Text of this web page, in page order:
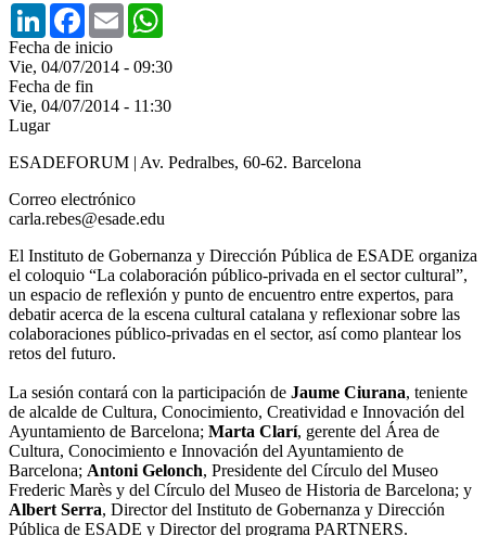
LinkedInFacebook
Email
Fecha de inicio
Vie, 04/07/2014 - 09:30
Fecha de fin
Vie, 04/07/2014 - 11:30
Lugar
ESADEFORUM | Av. Pedralbes, 60-62. Barcelona
Correo electrónico
carla.rebes@esade.edu
El Instituto de Gobernanza y Dirección Pública de ESADE organiza
el coloquio “La colaboración público-privada en el sector cultural”,
un espacio de reflexión y punto de encuentro entre expertos, para
debatir acerca de la escena cultural catalana y reflexionar sobre las
colaboraciones público-privadas en el sector, así como plantear los
retos del futuro.
La sesión contará con la participación de Jaume Ciurana, teniente
de alcalde de Cultura, Conocimiento, Creatividad e Innovación del
Ayuntamiento de Barcelona; Marta Clarí, gerente del Área de
Cultura, Conocimiento e Innovación del Ayuntamiento de
Barcelona; Antoni Gelonch, Presidente del Círculo del Museo
Frederic Marès y del Círculo del Museo de Historia de Barcelona; y
Albert Serra, Director del Instituto de Gobernanza y Dirección
Pública de ESADE y Director del programa PARTNERS.